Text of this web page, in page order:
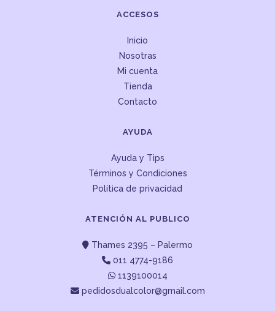
ACCESOS
Inicio
Nosotras
Mi cuenta
Tienda
Contacto
AYUDA
Ayuda y Tips
Términos y Condiciones
Política de privacidad
ATENCIÓN AL PUBLICO
Thames 2395 – Palermo
011 4774-9186
1139100014
pedidosdualcolor@gmail.com